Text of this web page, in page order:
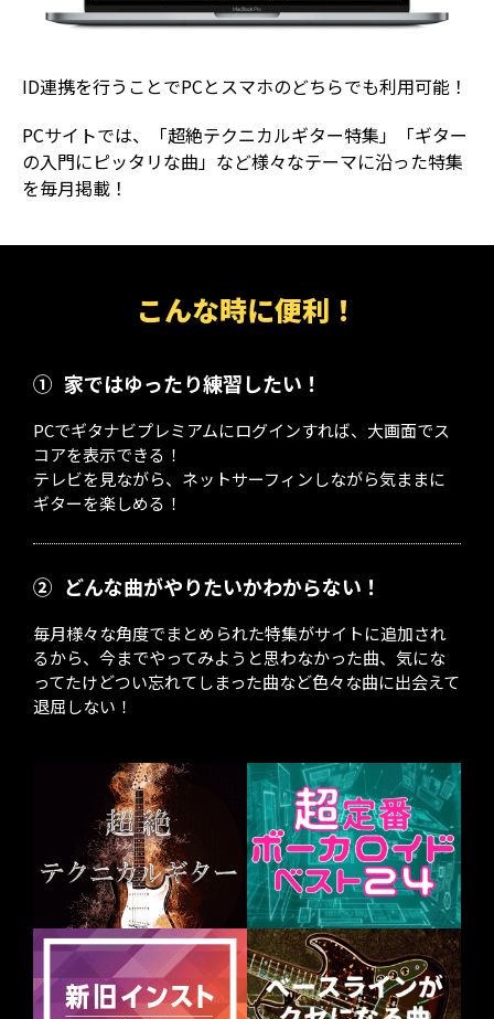
ID連携を行うことでPCとスマホのどちらでも利用可能！
PCサイトでは、「超絶テクニカルギター特集」「ギター
の入門にピッタリな曲」など様々なテーマに沿った特集
を毎月掲載！
こんな時に便利！
① 家ではゆったり練習したい！
PCでギタナビプレミアムにログインすれば、大画面でス
コアを表示できる！
テレビを見ながら、ネットサーフィンしながら気ままに
ギターを楽しめる！
② どんな曲がやりたいかわからない！
毎月様々な角度でまとめられた特集がサイトに追加され
るから、今までやってみようと思わなかった曲、気にな
ってたけどつい忘れてしまった曲など色々な曲に出会えて
退屈しない！